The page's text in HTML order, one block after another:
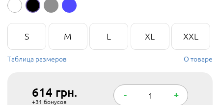
S M L XL XXL
Таблица размеров О товаре
614 грн.
+31 бонусов
- +